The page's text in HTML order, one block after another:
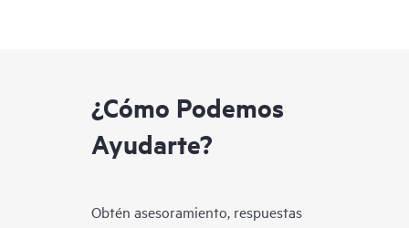
¿Cómo Podemos
Ayudarte?
Obtén asesoramiento, respuestas